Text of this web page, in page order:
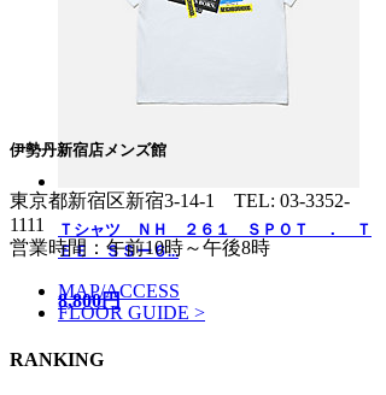
Ｔシャツ ＮＨ ２６１ ＳＰＯＴ ． Ｔ
ＥＥ ＳＳー６...
8,800円
伊勢丹新宿店メンズ館
東京都新宿区新宿3-14-1 TEL: 03-3352-
1111
営業時間：午前10時～午後8時
MAP/ACCESS
FLOOR GUIDE >
RANKING